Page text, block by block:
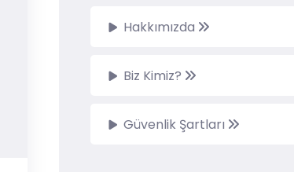
Hakkımızda
Biz Kimiz?
Güvenlik Şartları